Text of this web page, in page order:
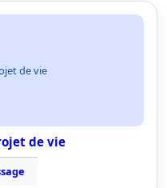
de vie
de vie